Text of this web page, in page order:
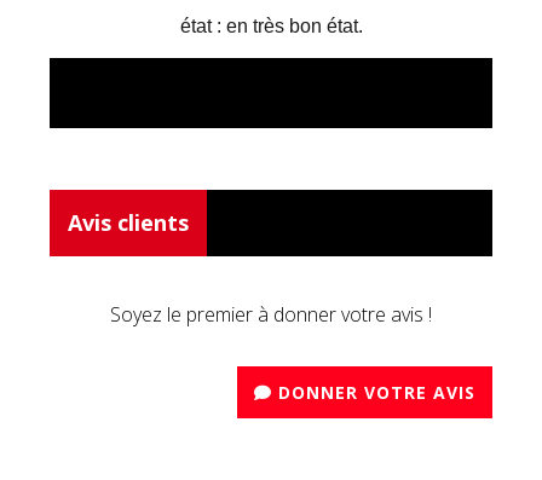
état : en très bon état.
Avis clients
Soyez le premier à donner votre avis !
DONNER VOTRE AVIS